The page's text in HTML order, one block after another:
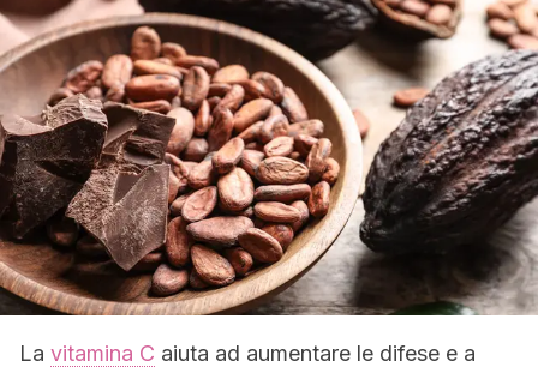
La vitamina C aiuta ad aumentare le difese e a